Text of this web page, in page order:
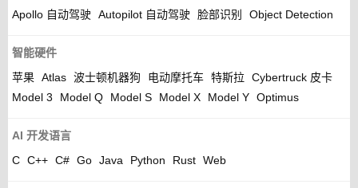
Apollo 自动驾驶
Autopilot 自动驾驶 脸部识别 Object Detection
智能硬件
苹果 Atlas 波士顿机器狗 电动摩托车 特斯拉 Cybertruck 皮卡
Model 3
Model Q Model S Model X Model Y Optimus
AI 开发语言
C C++ C# Go Java Python Rust Web